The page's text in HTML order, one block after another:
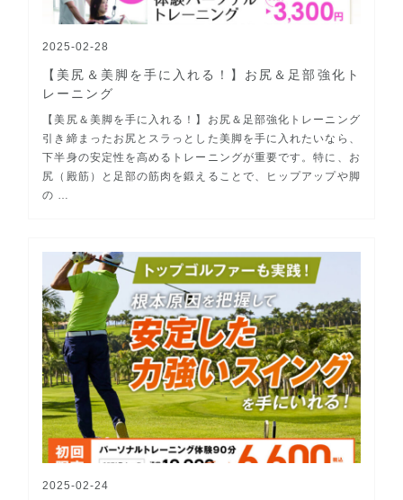
2025-02-28
【美尻＆美脚を手に入れる！】お尻＆足部強化ト
レーニング
【美尻＆美脚を手に入れる！】お尻＆足部強化トレーニング
引き締まったお尻とスラっとした美脚を手に入れたいなら、
下半身の安定性を高めるトレーニングが重要です。特に、お
尻（殿筋）と足部の筋肉を鍛えることで、ヒップアップや脚
の …
2025-02-24